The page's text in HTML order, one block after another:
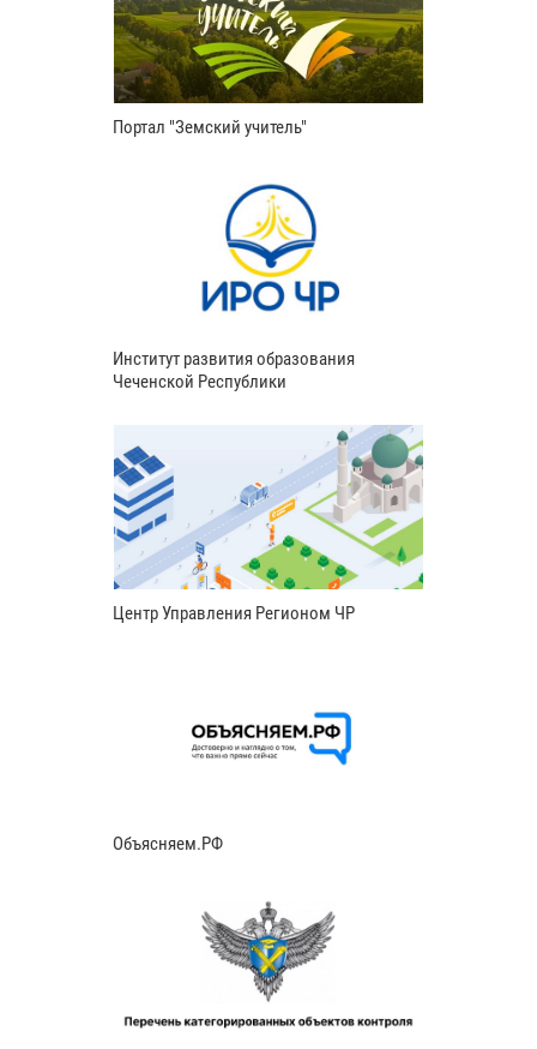
Портал "Земский учитель"
Институт развития образования
Чеченской Республики
Центр Управления Регионом ЧР
Объясняем.РФ